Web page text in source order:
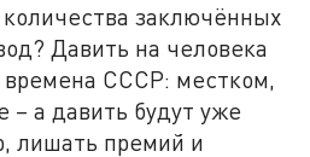
количества заключённых
Давить на человека
времена СССР: местком,
– а давить будут уже
лишать премий и